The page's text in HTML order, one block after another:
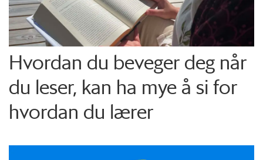
Hvordan du beveger deg når
du leser, kan ha mye å si for
hvordan du lærer